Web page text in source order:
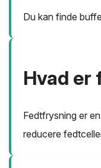
Du kan finde
Hvad er
Fedtfrysning er
reducere